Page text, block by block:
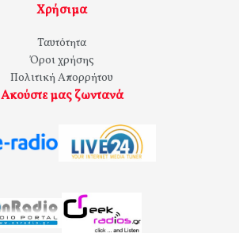
Χρήσιμα
Ταυτότητα
Όροι χρήσης
Πολιτική Απορρήτου
Ακούστε μας ζωντανά